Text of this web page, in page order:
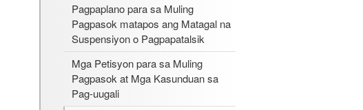
Pagpaplano para sa Muling
Pagpasok matapos ang Matagal na
Suspensiyon o Pagpapatalsik
Mga Petisyon para sa Muling
Pagpasok at Mga Kasunduan sa
Pag-uugali